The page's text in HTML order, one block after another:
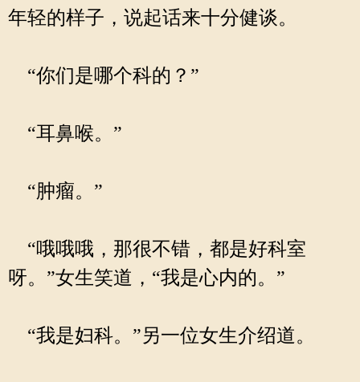
年轻的样子，说起话来十分健谈。
“你们是哪个科的？”
“耳鼻喉。”
“肿瘤。”
“哦哦哦，那很不错，都是好科室
呀。”女生笑道，“我是心内的。”
“我是妇科。”另一位女生介绍道。